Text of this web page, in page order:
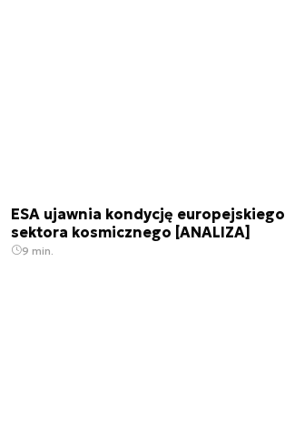
ESA ujawnia kondycję europejskiego
sektora kosmicznego [ANALIZA]
9 min.